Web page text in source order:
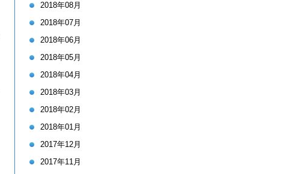
2018年08月
2018年07月
2018年06月
2018年05月
2018年04月
2018年03月
2018年02月
2018年01月
2017年12月
2017年11月